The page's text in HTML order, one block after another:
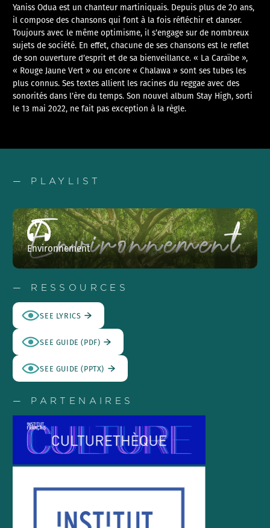
Yaniss Odua est un chanteur martiniquais. Depuis plus de 20 ans,
il compose des chansons qui font à la fois réfléchir et danser.
Toujours avec le même optimisme, il s’engage sur de nombreux
sujets de société. En effet, chacune de ses chansons est le reflet
de son ouverture d’esprit et de sa bienveillance. « La Caraïbe »,
« Rouge Jaune Vert » ou encore « Chalawa » sont ses tubes les
plus connus. Ses textes allient les racines du reggae avec des
sonorités dans l’ère du temps. Son nouvel album Stay High, sorti
le 13 mai 2022, ne fait pas exception à la règle.
— PLAYLIST
Environnement
— RESSOURCES
SEE LYRICS
SEE GUIDE (PDF)
SEE GUIDE (PPTX)
— PARTENAIRES